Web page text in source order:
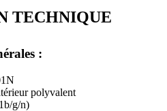
TECHNIQUE
:
polyvalent
g/n)